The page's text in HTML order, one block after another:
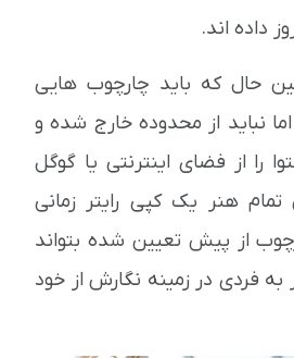
داده اند.
حال که باید چارچوب هایی
نباید از محدوده خارج شده و
را از فضای اینترنتی یا گوگل
تمام هنر یک کپی رایتر زمانی
از پیش تعیین شده بتواند
فردی در زمینه نگارش از خود